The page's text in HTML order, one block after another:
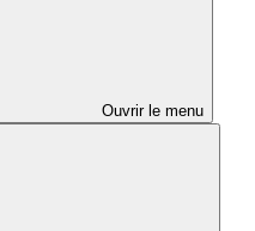
Ouvrir le menu